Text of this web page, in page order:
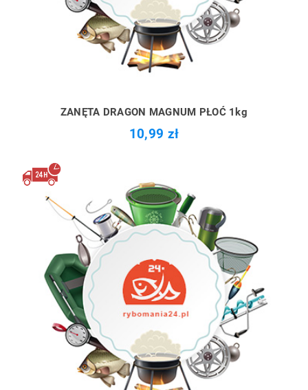
ZANĘTA DRAGON MAGNUM PŁOĆ 1kg
10,99 zł